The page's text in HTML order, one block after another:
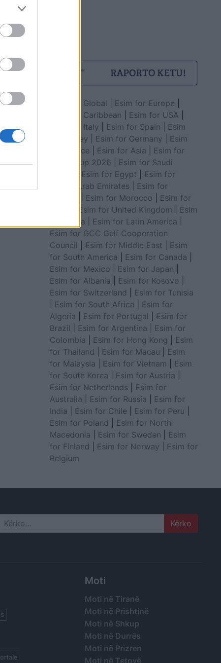
Esim for Global Esim for Europe
Esim for Caribbean
Esim for USA
Esim for Italy
Esim for Spain
Esim
for Turkey
Esim for Germany
Esim
for Greece
Esim for Asia
Esim for
World Cup 2026
Esim for Saudi
Esim for Egypt
Esim for
United Arab Emirates
Esim for
Esim for Morocco
Esim for
Esim for United Kingdom
Esim
for Africa
Esim for Latin America
Esim for GCC Gulf Cooperation
Council
Esim for Middle East
Esim
for South America
Esim for Canada
Esim for Mexico
Esim for Japan
Esim for Albania
Esim for Kosovo
Esim for Switzerland
Esim for Tunisia
Esim for South Africa
Esim for
Algeria
Esim for Portugal
Esim for
Brazil
Esim for Argentina
Esim for
Colombia
Esim for Hong Kong
Esim
for Thailand
Esim for Macau
Esim
for Malaysia
Esim for Vietnam
Esim
for South Korea
Esim for Austria
Esim for Netherlands
Esim for
Australia
Esim for Russia
Esim for
India
Esim for Chile Esim for Peru
Esim for Poland
Esim for North
Macedonia
Esim for Sweden
Esim
for Finland
Esim for Norway
Esim for
Belgium
Moti
Moti në Tiranë
Moti në Prishtinë
Moti në Shkup
Moti në Durrës
Moti në Prizren
Moti në Tetovë